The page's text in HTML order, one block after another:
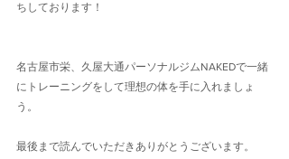
ちしております！
名古屋市栄、久屋大通パーソナルジムNAKEDで一緒
にトレーニングをして理想の体を手に入れましょ
う。
最後まで読んでいただきありがとうございます。